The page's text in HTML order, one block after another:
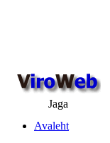
Jaga
Avaleht